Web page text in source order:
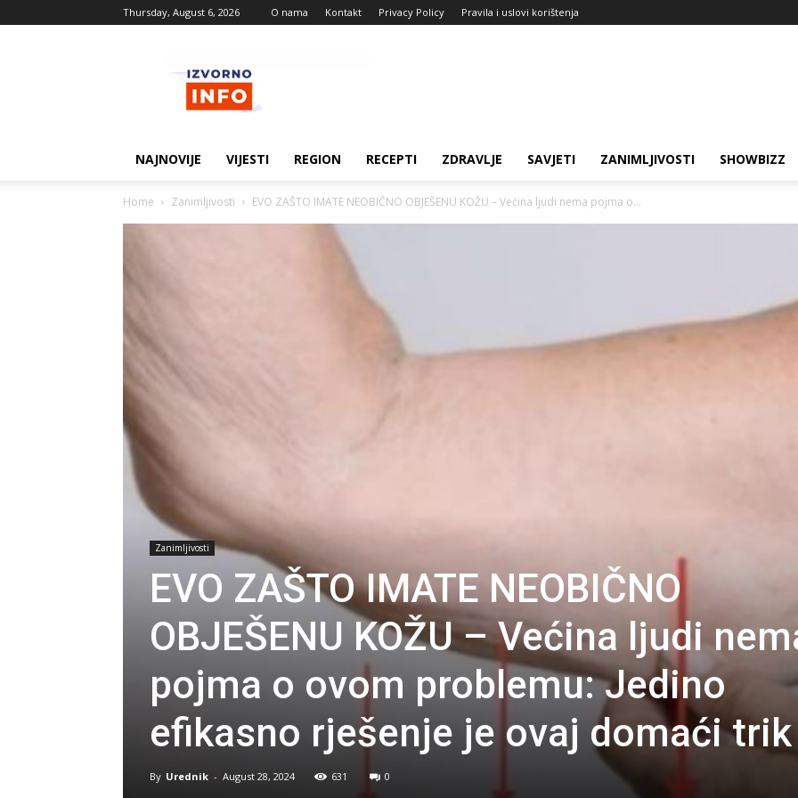
Thursday, August 6, 2026 O nama Kontakt Privacy Policy Pravila i uslovi korištenja
vijesti
NAJNOVIJE VIJESTI REGION RECEPTI ZDRAVLJE SAVJETI ZANIMLJIVOSTI SHOWBIZZ
Home Zanimljivosti EVO ZAŠTO IMATE NEOBIČNO OBJEŠENU KOŽU – Većina ljudi nema pojma o...
Zanimljivosti
EVO ZAŠTO IMATE NEOBIČNO
OBJEŠENU KOŽU – Većina ljudi
pojma o ovom problemu: Jedino
efikasno rješenje je ovaj domaći trik
By Urednik - August 28, 2024 631 0